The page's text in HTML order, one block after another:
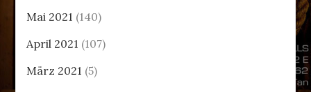
Mai 2021 (140)
April 2021 (107)
März 2021 (5)